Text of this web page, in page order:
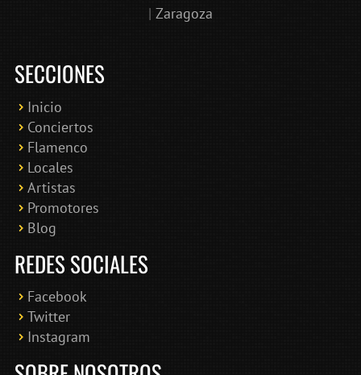
| Zaragoza
SECCIONES
Inicio
Conciertos
Flamenco
Locales
Artistas
Promotores
Blog
REDES SOCIALES
Facebook
Twitter
Instagram